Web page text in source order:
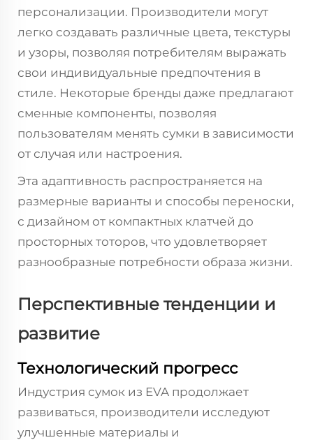
персонализации. Производители могут
легко создавать различные цвета, текстуры
и узоры, позволяя потребителям выражать
свои индивидуальные предпочтения в
стиле. Некоторые бренды даже предлагают
сменные компоненты, позволяя
пользователям менять сумки в зависимости
от случая или настроения.
Эта адаптивность распространяется на
размерные варианты и способы переноски,
с дизайном от компактных клатчей до
просторных тоторов, что удовлетворяет
разнообразные потребности образа жизни.
Перспективные тенденции и
развитие
Технологический прогресс
Индустрия сумок из EVA продолжает
развиваться, производители исследуют
улучшенные материалы и